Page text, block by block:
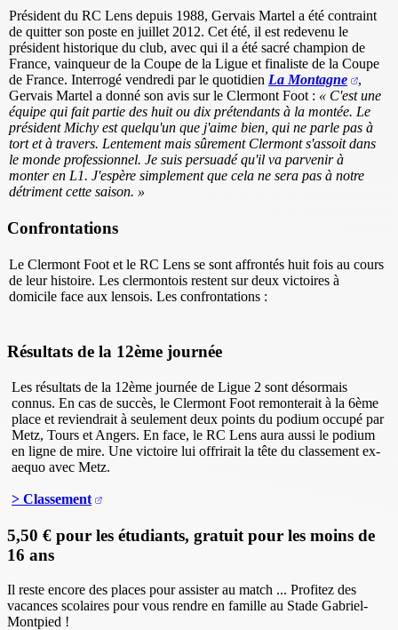
Président du RC Lens depuis 1988, Gervais Martel a été contraint
de quitter son poste en juillet 2012. Cet été, il est redevenu le
président historique du club, avec qui il a été sacré champion de
France, vainqueur de la Coupe de la Ligue et finaliste de la Coupe
de France. Interrogé vendredi par le quotidien La Montagne
,
Gervais Martel a donné son avis sur le Clermont Foot : « C'est une
équipe qui fait partie des huit ou dix prétendants à la montée. Le
président Michy est quelqu'un que j'aime bien, qui ne parle pas à
tort et à travers. Lentement mais sûrement Clermont s'assoit dans
le monde professionnel. Je suis persuadé qu'il va parvenir à
monter en L1. J'espère simplement que cela ne sera pas à notre
détriment cette saison. »
Confrontations
Le Clermont Foot et le RC Lens se sont affrontés huit fois au cours
de leur histoire. Les clermontois restent sur deux victoires à
domicile face aux lensois. Les confrontations :
Résultats de la 12ème journée
Les résultats de la 12ème journée de Ligue 2 sont désormais
connus. En cas de succès, le Clermont Foot remonterait à la 6ème
place et reviendrait à seulement deux points du podium occupé par
Metz, Tours et Angers. En face, le RC Lens aura aussi le podium
en ligne de mire. Une victoire lui offrirait la tête du classement ex-
aequo avec Metz.
> Classement
5,50 € pour les étudiants, gratuit pour les moins de
16 ans
Il reste encore des places pour assister au match ... Profitez des
vacances scolaires pour vous rendre en famille au Stade Gabriel-
Montpied !